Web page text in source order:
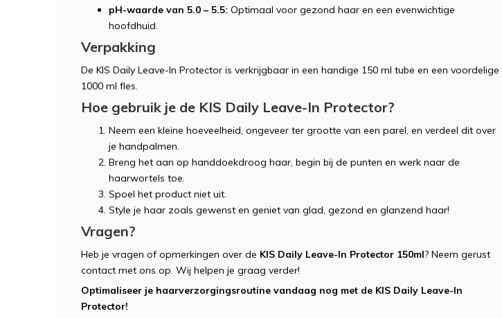
pH-waarde van 5.0 – 5.5: Optimaal voor gezond haar en een evenwichtige
hoofdhuid.
Verpakking
De KIS Daily Leave-In Protector is verkrijgbaar in een handige 150 ml tube en een voordelige
1000 ml fles.
Hoe gebruik je de KIS Daily Leave-In Protector?
Neem een kleine hoeveelheid, ongeveer ter grootte van een parel, en verdeel dit over
je handpalmen.
Breng het aan op handdoekdroog haar, begin bij de punten en werk naar de
haarwortels toe.
Spoel het product niet uit.
Style je haar zoals gewenst en geniet van glad, gezond en glanzend haar!
Vragen?
Heb je vragen of opmerkingen over de KIS Daily Leave-In Protector 150ml? Neem gerust
contact met ons op. Wij helpen je graag verder!
Optimaliseer je haarverzorgingsroutine vandaag nog met de KIS Daily Leave-In
Protector!